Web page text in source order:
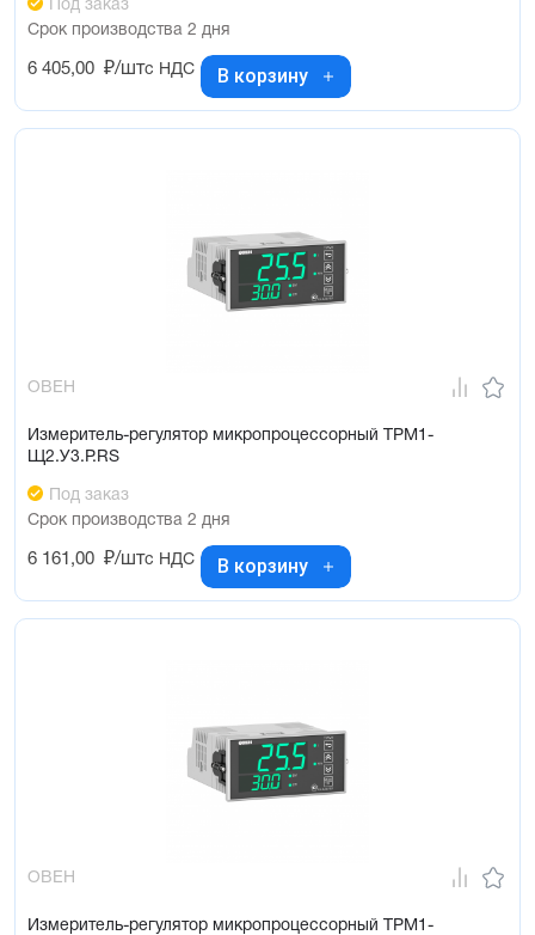
Под заказ
Срок производства 2 дня
6 405,00 ₽/штс НДС В корзину
ОВЕН
Измеритель-регулятор микропроцессорный ТРМ1-
Щ2.У3.Р.RS
Под заказ
Срок производства 2 дня
6 161,00 ₽/штс НДС В корзину
ОВЕН
Измеритель-регулятор микропроцессорный ТРМ1-